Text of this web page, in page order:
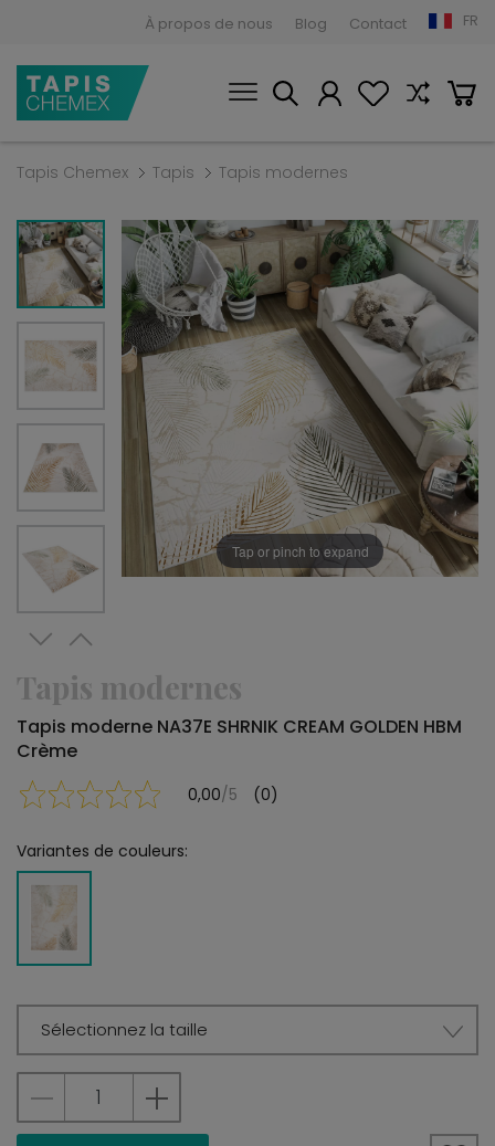
À propos de nous Blog Contact FR
Tapis Chemex Tapis Tapis modernes
Tap or pinch to expand
Tapis modernes
Tapis moderne NA37E SHRNIK CREAM GOLDEN HBM
Crème
0,00/5 (0)
Variantes de couleurs:
Sélectionnez la taille